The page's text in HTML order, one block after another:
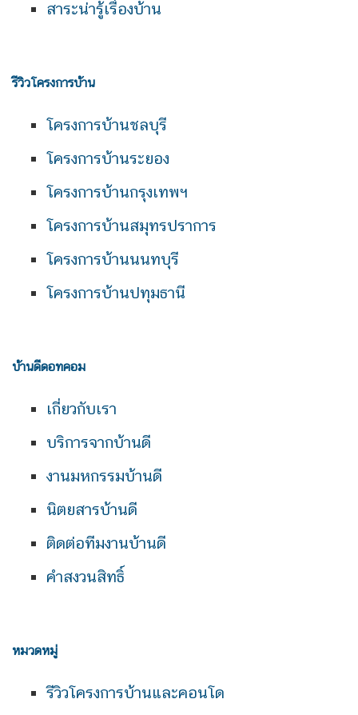
สาระน่ารู้เรื่องบ้าน
รีวิวโครงการบ้าน
โครงการบ้านชลบุรี
โครงการบ้านระยอง
โครงการบ้านกรุงเทพฯ
โครงการบ้านสมุทรปราการ
โครงการบ้านนนทบุรี
โครงการบ้านปทุมธานี
บ้านดีดอทคอม
เกี่ยวกับเรา
บริการจากบ้านดี
งานมหกรรมบ้านดี
นิตยสารบ้านดี
ติดต่อทีมงานบ้านดี
คำสงวนสิทธิ์
หมวดหมู่
รีวิวโครงการบ้านและคอนโด